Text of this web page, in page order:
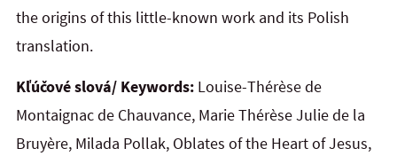
the origins of this little-known work and its Polish
translation.
Kľúčové slová/ Keywords: Louise-Thérèse de
Montaignac de Chauvance, Marie Thérèse Julie de la
Bruyère, Milada Pollak, Oblates of the Heart of Jesus,